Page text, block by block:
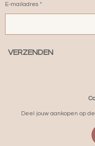
E-mailadres *
VERZENDEN
Deel jouw aankopen op